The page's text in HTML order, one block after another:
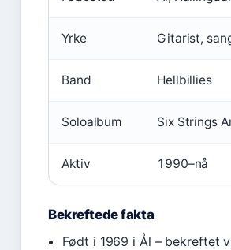
Yrke Gitarist,
Band Hellbillies
Soloalbum Six Strings
Aktiv 1990–nå
Bekreftede fakta
Født i 1969 i Ål – bekreftet